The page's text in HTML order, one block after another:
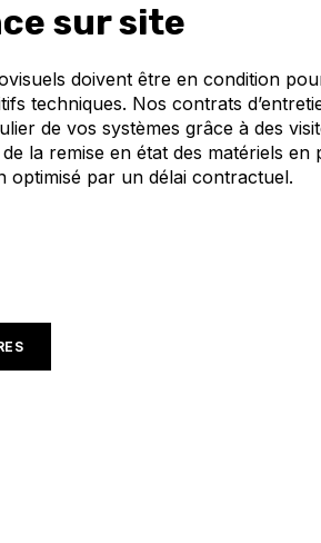
sur site
doivent être en condition
techniques. Nos contrats
de vos systèmes grâce à des
la remise en état des matériels
optimisé par un délai contractuel.